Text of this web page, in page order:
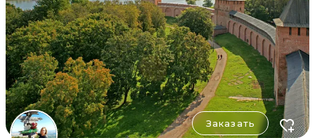
Заказать